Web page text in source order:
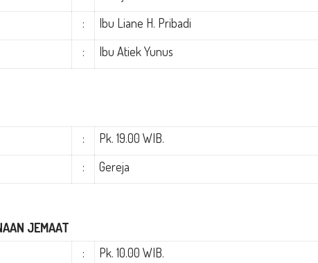
:
Ibu Liane H. Pribadi
: Ibu Atiek Yunus
:
Pk. 19.00 WIB.
: Gereja
JEMAAT
:
Pk. 10.00 WIB.